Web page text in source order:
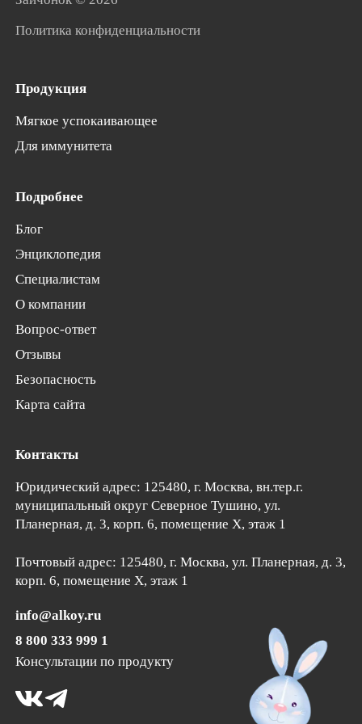
Политика конфиденциальности
Продукция
Мягкое успокаивающее
Для иммунитета
Подробнее
Блог
Энциклопедия
Специалистам
О компании
Вопрос-ответ
Отзывы
Безопасность
Карта сайта
Контакты
Юридический адрес: 125480, г. Москва, вн.тер.г.
муниципальный округ Северное Тушино,ул.
Планерная, д. 3, корп. 6, помещение Х, этаж 1
Почтовый адрес: 125480, г.Москва, ул. Планерная, д. 3,
корп. 6, помещение Х, этаж 1
info@alkoy.ru
8 800 333 999 1
Консультации по продукту